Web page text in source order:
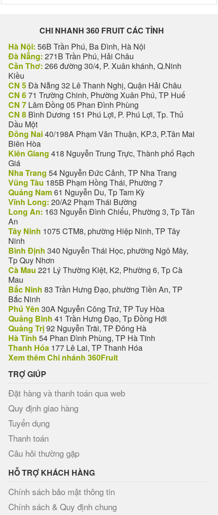
CHI NHANH 360 FRUIT CÁC TỈNH
Hà Nội: 56B Trần Phú, Ba Đình, Hà Nội
Đà Nẵng: 271B Trần Phú, Hải Châu
Cần Thơ: 266 đường 30/4, P. Xuân khánh, Q.Ninh
Kiều
CN 5Đà Nẵng 32 Lê Thanh Nghị, Quận Hải Châu
CN 671 Trường Chinh, Phường Xuân Phú, TP Huế
CN 7 Lâm Đồng 05 Phan Đình Phùng
CN 8 Bình Dương 151 Phú Lợi, P. Phú Lợi, Tp. Thủ
Dầu Một
Đồng Nai40/198A Phạm Văn Thuận, KP.3, P.Tân Mai
Biên Hòa
Kiên Giang 418 Nguyễn Trung Trực, Thành phố Rạch
Giá
Nha Trang 54 Nguyễn Đức Cảnh, TP Nha Trang
Vũng Tàu 185B Phạm Hồng Thái, Phường 7
Quảng Nam61 Nguyễn Du, Tp Tam Kỳ
Vĩnh Long: 20/A2 Phạm Thái Bường
Long An: 163 Nguyễn Đình Chiểu, Phường 3, Tp Tân
An
Tây Ninh 1075 CTM8, phường Hiệp Ninh, TP Tây
Ninh
Bình Định 340 Nguyễn Thái Học, phường Ngô Mây,
Tp Quy Nhơn
Cà Mau 221 Lý Thường Kiệt, K2, Phường 6, Tp Cà
Mau
Bắc Ninh 83 Trần Hưng Đạo, phường Tiền An, TP
Bắc Ninh
Phú Yên 30A Nguyễn Công Trứ, TP Tuy Hòa
Quảng Bình 41 Trần Hưng Đạo, Tp Đồng Hới
Quảng Trị92 Nguyễn Trãi, TP Đông Hà
Hà Tĩnh 54 Phan Đình Phùng, TP Hà Tĩnh
Thanh Hóa 177 Lê Lai, TP Thanh Hóa
Xem thêm Chi nhánh 360Fruit
TRỢ GIÚP
Đặt hàng và thanh toán qua web
Quy định giao hàng
Tuyển dụng
Thanh toán
Câu hỏi thường gặp
HỖ TRỢ KHÁCH HÀNG
Chính sách bảo mật thông tin
Chính sách & Quy định chung